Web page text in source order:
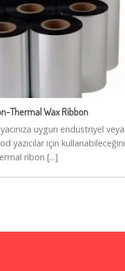
Thermal Wax Ribbon
uygun endüstriyel veya
yazıcılar için
ribon [...]